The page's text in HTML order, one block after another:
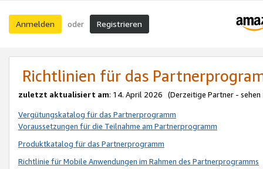
Anmelden oder Registrieren
Richtlinien für das
zuletzt aktualisiert am: 14. April 2026 (Derzeitige Partner - sehen
Vergütungskatalog für das Partnerprogramm
Voraussetzungen für die Teilnahme am Partnerprogramm
Produktkatalog für das Partnerprogramm
Richtlinie für Mobile Anwendungen im Rahmen des Partnerprogramms